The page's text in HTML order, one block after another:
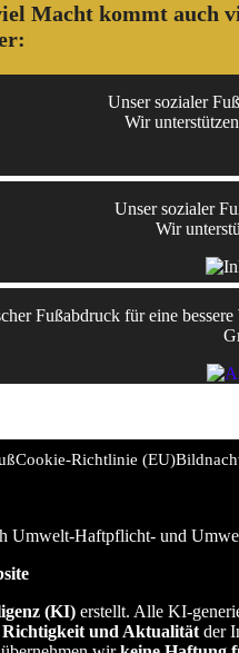
Macht kommt auch
Unser sozialer
Wir
Unser sozialer
Wir
Fußabdruck für eine
Cookie-Richtlinie (EU)
Umwelt-Haftpflicht- und
(KI)erstellt. Alle KI-
Richtigkeit und Aktualitätder